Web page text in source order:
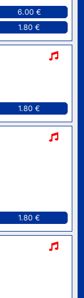
6.00 €
1.80 €
1.80 €
1.80 €